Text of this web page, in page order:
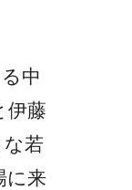
中
伊藤
若
に来